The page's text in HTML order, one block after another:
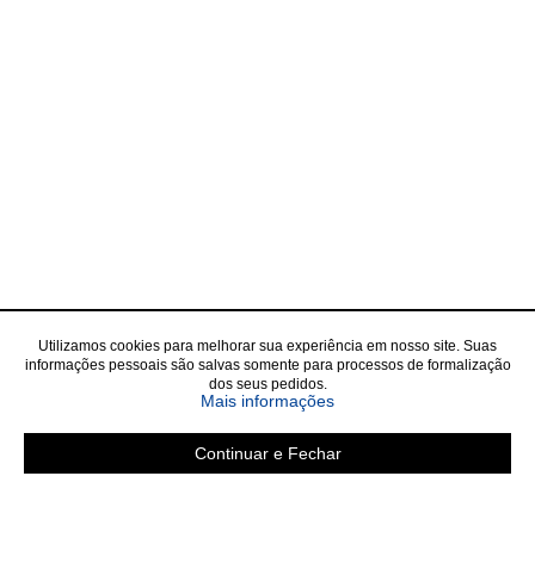
Utilizamos cookies para melhorar sua experiência em nosso site. Suas
informações pessoais são salvas somente para processos de formalização
dos seus pedidos.
Mais informações
Continuar e Fechar